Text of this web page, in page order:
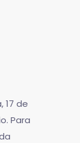
17 de
Para